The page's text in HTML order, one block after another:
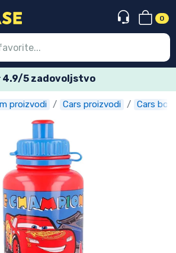
0
4.9/5 zadovoljstvo
proizvodi Cars proizvodi Cars
Registracija